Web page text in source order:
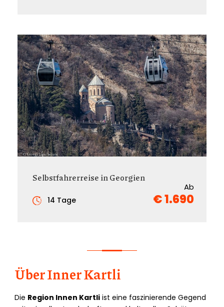
Selbstfahrerreise in Georgien
Ab
€ 1.690
14 Tage
Über Inner Kartli
Die Region Innen Kartli ist eine faszinierende Gegend